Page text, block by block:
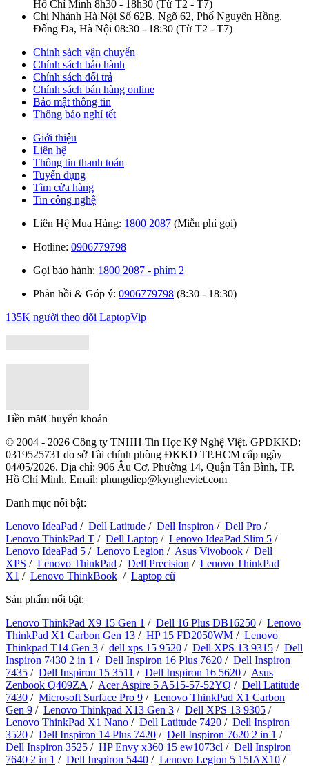
Hồ Chí Minh 8h30 - 18h30 (Từ T2 - T7)
Chi Nhánh Hà Nội Số 62B, Ngõ 62, Phố Nguyên Hồng,
Đống Đa, Hà Nội 08:30 - 18:30 (Từ T2 - T7)
Chính sách vận chuyển
Chính sách bảo hành
Chính sách đổi trả
Chính sách bán hàng online
Bảo mật thông tin
Thông báo nghỉ tết
Giới thiệu
Liên hệ
Thông tin thanh toán
Tuyển dụng
Tìm cửa hàng
Tin công nghệ
Liên Hệ Mua Hàng: 1800 2087 (Miễn phí gọi)
Hotline: 0906779798
Gọi bảo hành: 1800 2087 - phím 2
Phản hồi & Góp ý: 0906779798 (8:30 - 18:30)
135K người theo dõi LaptopVip
Tiền mătChuyển khoản
© 2004 - 2026 Công ty TNHH Tin Học Kỹ Nghệ Việt. GPDKKD:
0319525731 do sở Tài chính phòng ĐKKD TP.HCM cấp ngày
04/05/2026. Địa chỉ: 906 Âu Cơ, Phường 14, Quận Tân Bình, TP.
Hồ Chí Minh. Email: phungdiep@kyngheviet.com
Danh mục nổi bật:
Lenovo IdeaPad / Dell Latitude / Dell Inspiron / Dell Pro /
Lenovo ThinkPad T / Dell Laptop / Lenovo IdeaPad Slim 5 /
Lenovo IdeaPad 5 / Lenovo Legion / Asus Vivobook / Dell
XPS / Lenovo ThinkPad / Dell Precision / Lenovo ThinkPad
X1 / Lenovo ThinkBook / Laptop cũ
Sản phẩm nổi bật:
Lenovo ThinkPad X9 15 Gen 1 / Dell 16 Plus DB16250 / Lenovo
ThinkPad X1 Carbon Gen 13 / HP 15 FD2050WM / Lenovo
Thinkpad T14 Gen 3 / dell xps 15 9520 / Dell XPS 13 9315 / Dell
Inspiron 7430 2 in 1 / Dell Inspiron 16 Plus 7620 / Dell Inspiron
7435 / Dell Inspiron 15 3511 / Dell Inspiron 16 5620 / Asus
Zenbook Q409ZA / Acer Aspire 5 A515-57-52YQ / Dell Latitude
7430 / Microsoft Surface Pro 9 / Lenovo ThinkPad X1 Carbon
Gen 9 / Lenovo Thinkpad X13 Gen 3 / Dell XPS 13 9305 /
Lenovo ThinkPad X1 Nano / Dell Latitude 7420 / Dell Inspiron
3520 / Dell Inspiron 14 Plus 7420 / Dell Inspiron 7620 2 in 1 /
Dell Inspiron 3525 / HP Envy x360 15 ew1073cl / Dell Inspiron
7640 2 in 1 / Dell Inspiron 5440 / Lenovo Legion 5 15IAX10 /